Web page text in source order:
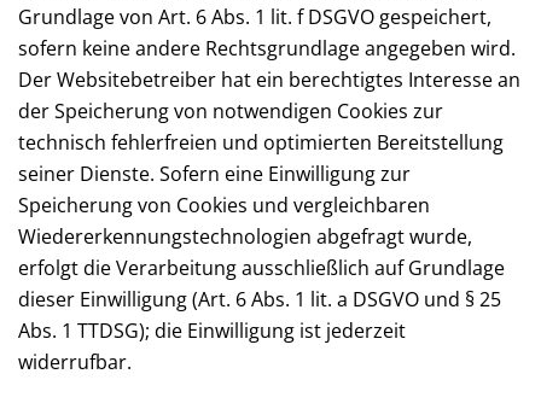
Grundlage von Art. 6 Abs. 1 lit. f DSGVO gespeichert,
sofern keine andere Rechtsgrundlage angegeben wird.
Der Websitebetreiber hat ein berechtigtes Interesse an
der Speicherung von notwendigen Cookies zur
technisch fehlerfreien und optimierten Bereitstellung
seiner Dienste. Sofern eine Einwilligung zur
Speicherung von Cookies und vergleichbaren
Wiedererkennungstechnologien abgefragt wurde,
erfolgt die Verarbeitung ausschließlich auf Grundlage
dieser Einwilligung (Art. 6 Abs. 1 lit. a DSGVO und § 25
Abs. 1 TTDSG); die Einwilligung ist jederzeit
widerrufbar.